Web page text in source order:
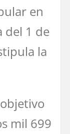
en
del 1 de
la
mil 699